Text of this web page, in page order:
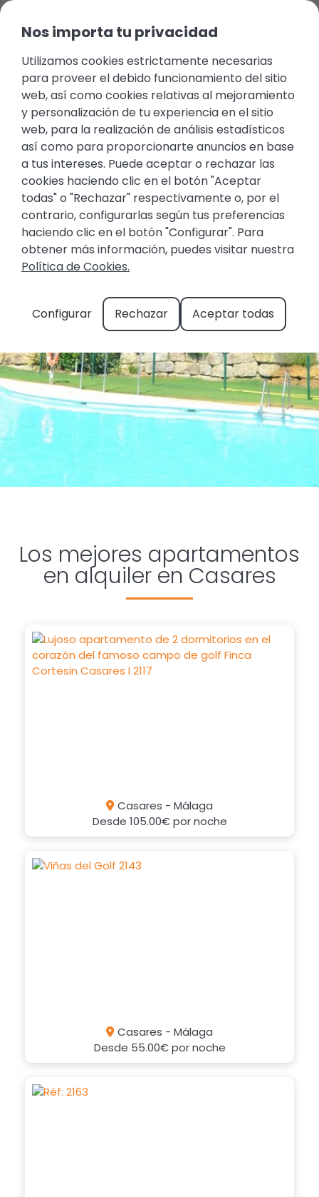
APARTAMENTOS EN
ALQUILER EN CASARES
Unas vacaciones inolvidables en
la Costa del Sol
Los mejores apartamentos
en alquiler en Casares
Casares - Málaga
Desde 105.00€por noche
Casares - Málaga
Desde 55.00€por noche
Nos importa tu privacidad
Utilizamos cookies estrictamente necesarias
para proveer el debido funcionamiento del sitio
web, así como cookies relativas al mejoramiento
y personalización de tu experiencia en el sitio
web, para la realización de análisis estadísticos
así como para proporcionarte anuncios en base
a tus intereses. Puede aceptar o rechazar las
cookies haciendo clic en el botón "Aceptar
todas" o "Rechazar" respectivamente o, por el
contrario, configurarlas según tus preferencias
haciendo clic en el botón "Configurar". Para
obtener más información, puedes visitar nuestra
Política de Cookies.
Configurar Rechazar Aceptar todas